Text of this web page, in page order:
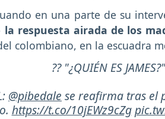
en una parte de su
respuesta airada de los
colombiano, en la escuadra
?? "¿QUIÉN ES JAMES?"
@pibedale se reafirma tras el
https://t.co/10jEWz9cZg